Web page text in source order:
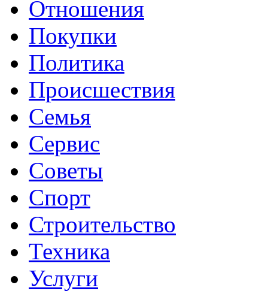
Отношения
Покупки
Политика
Происшествия
Семья
Сервис
Советы
Спорт
Строительство
Техника
Услуги